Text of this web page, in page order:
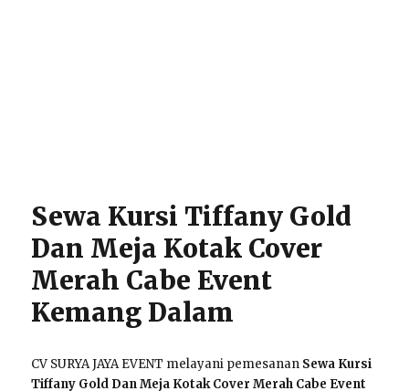
Sewa Kursi Tiffany Gold
Dan Meja Kotak Cover
Merah Cabe Event
Kemang Dalam
CV SURYA JAYA EVENT melayani pemesanan Sewa Kursi
Tiffany Gold Dan Meja Kotak Cover Merah Cabe Event